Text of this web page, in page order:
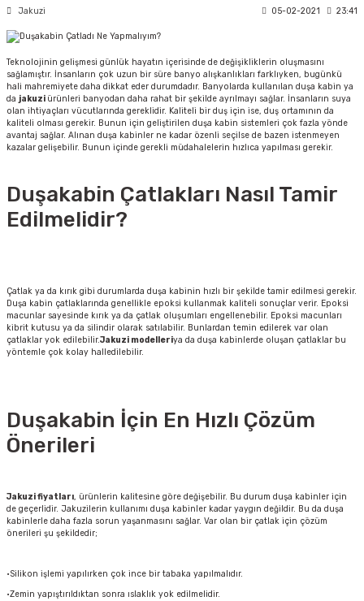
Jakuzi 05-02-2021 23:41
Teknolojinin gelişmesi günlük hayatın içerisinde de değişikliklerin oluşmasını
sağlamıştır. İnsanların çok uzun bir süre banyo alışkanlıkları farklıyken, bugünkü
hali mahremiyete daha dikkat eder durumdadır. Banyolarda kullanılan duşa kabin ya
da jakuzi ürünleri banyodan daha rahat bir şekilde ayrılmayı sağlar. İnsanların suya
olan ihtiyaçları vücutlarında gereklidir. Kaliteli bir duş için ise, duş ortamının da
kaliteli olması gerekir. Bunun için geliştirilen duşa kabin sistemleri çok fazla yönde
avantaj sağlar. Alınan duşa kabinler ne kadar özenli seçilse de bazen istenmeyen
kazalar gelişebilir. Bunun içinde gerekli müdahalelerin hızlıca yapılması gerekir.
Duşakabin Çatlakları Nasıl Tamir
Edilmelidir?
Çatlak ya da kırık gibi durumlarda duşa kabinin hızlı bir şekilde tamir edilmesi gerekir.
Duşa kabin çatlaklarında genellikle epoksi kullanmak kaliteli sonuçlar verir. Epoksi
macunlar sayesinde kırık ya da çatlak oluşumları engellenebilir. Epoksi macunları
kibrit kutusu ya da silindir olarak satılabilir. Bunlardan temin edilerek var olan
çatlaklar yok edilebilir.Jakuzi modelleriya da duşa kabinlerde oluşan çatlaklar bu
yöntemle çok kolay halledilebilir.
Duşakabin İçin En Hızlı Çözüm
Önerileri
Jakuzi fiyatları, ürünlerin kalitesine göre değişebilir. Bu durum duşa kabinler için
de geçerlidir. Jakuzilerin kullanımı duşa kabinler kadar yaygın değildir. Bu da duşa
kabinlerle daha fazla sorun yaşanmasını sağlar. Var olan bir çatlak için çözüm
önerileri şu şekildedir;
·Silikon işlemi yapılırken çok ince bir tabaka yapılmalıdır.
·Zemin yapıştırıldıktan sonra ıslaklık yok edilmelidir.